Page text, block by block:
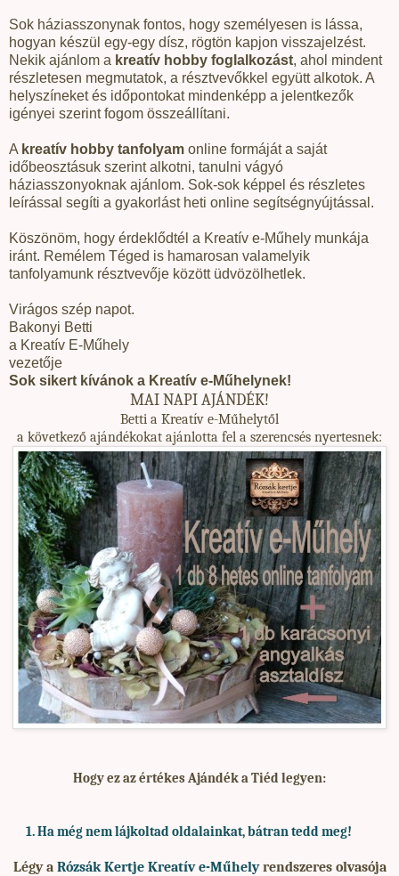
Sok háziasszonynak fontos, hogy személyesen is lássa,
hogyan készül egy-egy dísz, rögtön kapjon visszajelzést.
Nekik ajánlom a kreatív hobby foglalkozást, ahol mindent
részletesen megmutatok, a résztvevőkkel együtt alkotok. A
helyszíneket és időpontokat mindenképp a jelentkezők
igényei szerint fogom összeállítani.
A kreatív hobby tanfolyam online formáját a saját
időbeosztásuk szerint alkotni, tanulni vágyó
háziasszonyoknak ajánlom. Sok-sok képpel és részletes
leírással segíti a gyakorlást heti online segítségnyújtással.
Köszönöm, hogy érdeklődtél a Kreatív e-Műhely munkája
iránt. Remélem Téged is hamarosan valamelyik
tanfolyamunk résztvevője között üdvözölhetlek.
Virágos szép napot.
Bakonyi Betti
a Kreatív E-Műhely
vezetője
Sok sikert kívánok a Kreatív e-Műhelynek!
MAI NAPI AJÁNDÉK!
Betti a Kreatív e-Műhelytől
a következő ajándékokat ajánlotta fel a szerencsés nyertesnek:
Hogy ez az értékes Ajándék a Tiéd legyen:
1. Hamég nem lájkoltad oldalainkat, bátran tedd meg!
Légy a Rózsák Kertje Kreatív e-Műhelyrendszeres olvasója